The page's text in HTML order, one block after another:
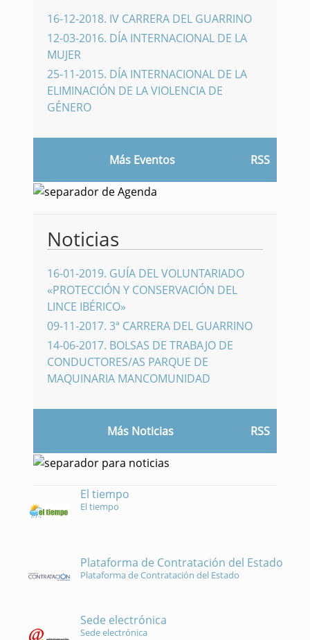
16-12-2018. IV CARRERA DEL GUARRINO
12-03-2016. DÍA INTERNACIONAL DE LA
MUJER
25-11-2015. DÍA INTERNACIONAL DE LA
ELIMINACIÓN DE LA VIOLENCIA DE
GÉNERO
Más Eventos RSS
Noticias
16-01-2019. GUÍA DEL VOLUNTARIADO
«PROTECCIÓN Y CONSERVACIÓN DEL
LINCE IBÉRICO»
09-11-2017. 3ª CARRERA DEL GUARRINO
14-06-2017. BOLSAS DE TRABAJO DE
CONDUCTORES/AS PARQUE DE
MAQUINARIA MANCOMUNIDAD
Más Noticias RSS
El tiempo
El tiempo
Plataforma de Contratación del Estado
Plataforma de Contratación del Estado
Sede electrónica
Sede electrónica